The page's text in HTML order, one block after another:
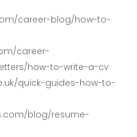
career-blog/how-to-
career-
how-to-write-a-cv
quick-guides-how-to-
blog/resume-